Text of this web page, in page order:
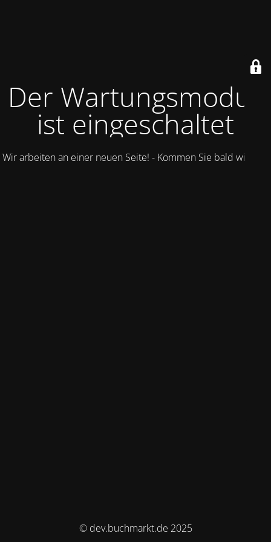
Der Wartungsmodus
ist eingeschaltet
Wir arbeiten an einer neuen Seite! - Kommen Sie bald wieder.
© dev.buchmarkt.de 2025